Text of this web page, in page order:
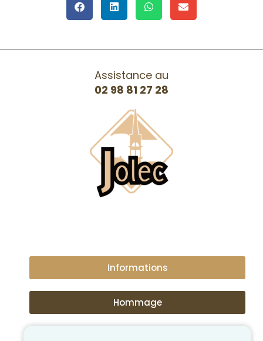
Assistance au
02 98 81 27 28
Informations
Hommage